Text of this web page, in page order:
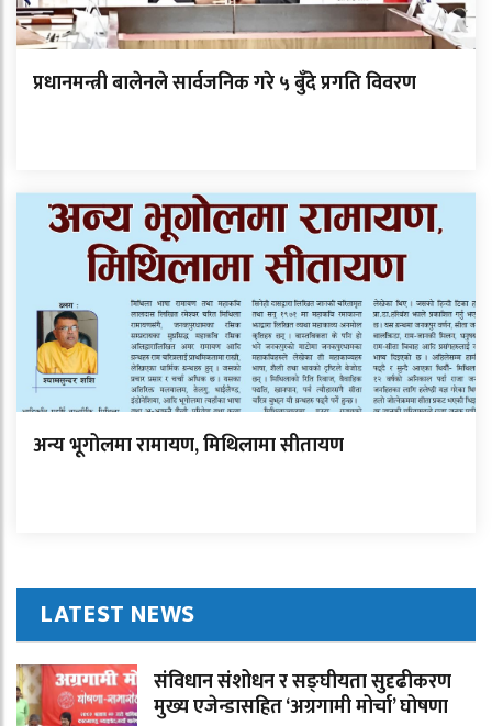
प्रधानमन्त्री बालेनले सार्वजनिक गरे ५ बुँदे प्रगति विवरण
अन्य भूगोलमा रामायण, मिथिलामा सीतायण
LATEST NEWS
संविधान संशोधन र सङ्घीयता सुदृढीकरण
मुख्य एजेन्डासहित ‘अग्रगामी मोर्चा’ घोषणा